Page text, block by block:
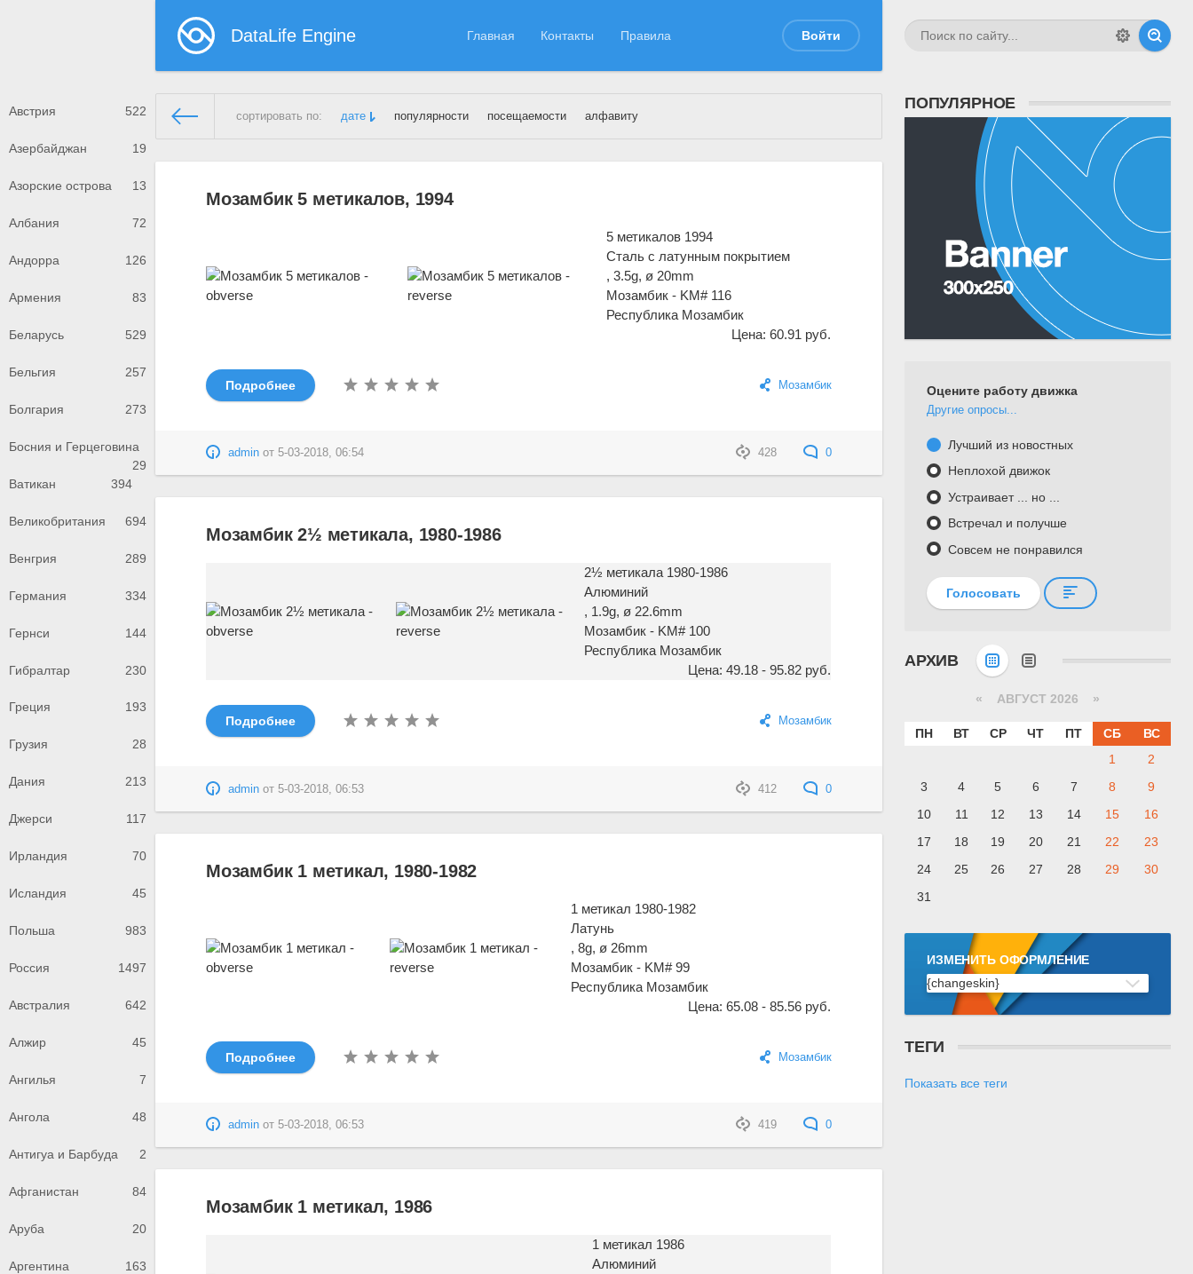
DataLife Engine Главная Контакты Правила Войти
Австрия 522
Азербайджан 19
Азорские острова 13
Албания 72
Андорра 126
Армения 83
Беларусь 529
Бельгия 257
Болгария 273
Босния и Герцеговина
29
Ватикан
394
Великобритания 694
Венгрия 289
Германия 334
Гернси 144
Гибралтар 230
Греция 193
Грузия 28
Дания 213
Джерси 117
Ирландия 70
Исландия 45
Польша 983
Россия 1497
Австралия 642
Алжир 45
Ангилья 7
Ангола 48
Антигуа и Барбуда 2
Афганистан 84
Аруба 20
Аргентина 163
сортировать по: дате популярности посещаемости алфавиту
Демонстрационный сайт»Мозамбик» Страница 6
Мозамбик 5 метикалов, 1994
5 метикалов 1994
Сталь с латунным покрытием
, 3.5g, ø 20mm
Мозамбик - KM# 116
Республика Мозамбик
Цена: 60.91 руб.
Мозамбик
Подробнее
428 0
admin от5-03-2018, 06:54
Мозамбик 2½ метикала, 1980-1986
2½ метикала 1980-1986
Алюминий
, 1.9g, ø 22.6mm
Мозамбик - KM# 100
Республика Мозамбик
Цена: 49.18 - 95.82 руб.
Мозамбик
Подробнее
412 0
admin от5-03-2018, 06:53
Мозамбик 1 метикал, 1980-1982
1 метикал 1980-1982
Латунь
, 8g, ø 26mm
Мозамбик - KM# 99
Республика Мозамбик
Цена: 65.08 - 85.56 руб.
Мозамбик
Подробнее
419 0
admin от5-03-2018, 06:53
Мозамбик 1 метикал, 1986
1 метикал 1986
Алюминий
ПОПУЛЯРНОЕ
Оцените работу движка
Другие опросы...
Лучший из новостных
Неплохой движок
Устраивает ... но ...
Встречал и получше
Совсем не понравился
Голосовать
АРХИВ
« АВГУСТ 2026 »
ПН ВТ СР ЧТ ПТ СБ
ВС
1
2
3
4 5 6 7 8
9
10
11 12 13 14 15
16
17
18 19 20 21 22
23
24
25 26 27 28 29
30
31
ИЗМЕНИТЬ ОФОРМЛЕНИЕ
{changeskin}
ТЕГИ
Показать все теги